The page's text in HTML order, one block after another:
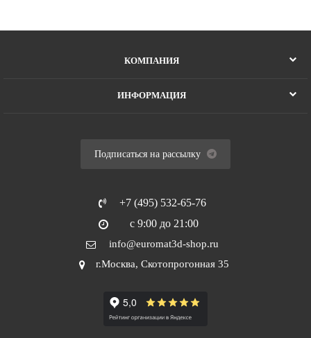
КОМПАНИЯ
ИНФОРМАЦИЯ
Подписаться на рассылку
+7 (495) 532-65-76
с 9:00 до 21:00
info@euromat3d-shop.ru
г.Москва, Скотопрогонная 35